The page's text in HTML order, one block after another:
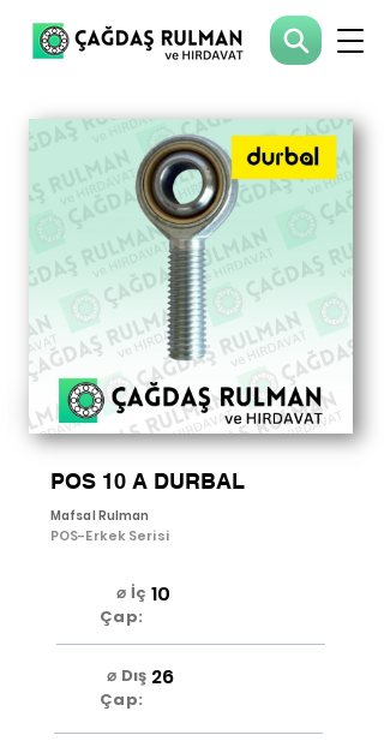
POS 10 A DURBAL
Mafsal Rulman
POS-Erkek Serisi
⌀ İç
Çap:
10
⌀ Dış
Çap:
26